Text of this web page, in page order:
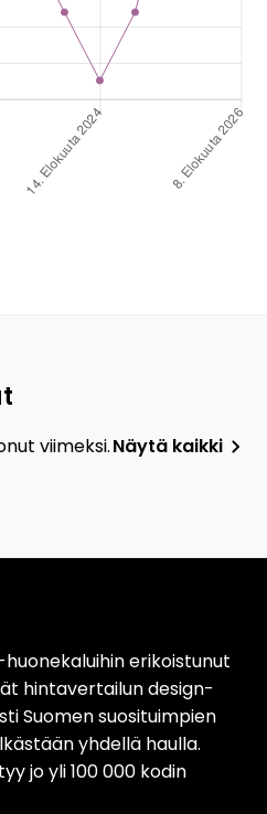
viimeksi.Näytä kaikki
erikoistunut
hintavertailun design-
Suomen suosituimpien
yhdellä haulla.
jo yli 100 000 kodin